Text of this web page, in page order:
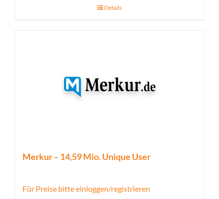
Details
Merkur – 14,59 Mio. Unique User
Für Preise bitte einloggen/registrieren